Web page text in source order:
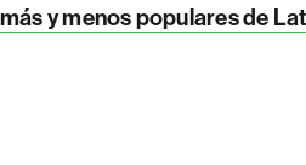
y menos populares de